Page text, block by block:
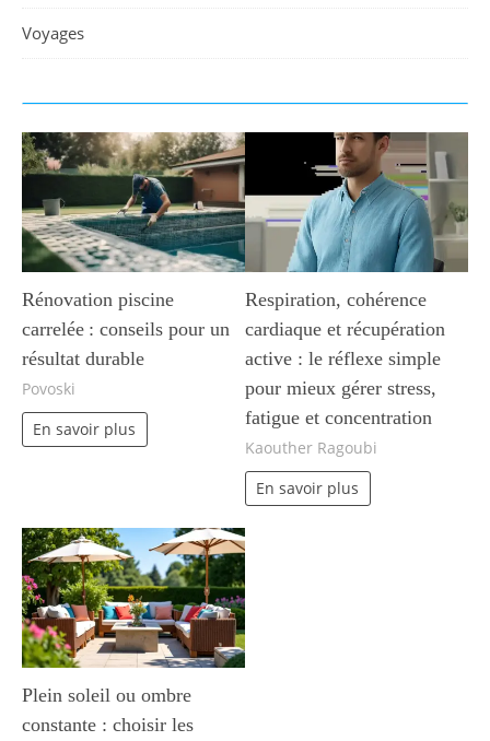
Voyages
Rénovation piscine
carrelée : conseils pour un
résultat durable
Povoski
En savoir plus
Respiration, cohérence
cardiaque et récupération
active : le réflexe simple
pour mieux gérer stress,
fatigue et concentration
Kaouther Ragoubi
En savoir plus
Plein soleil ou ombre
constante : choisir les